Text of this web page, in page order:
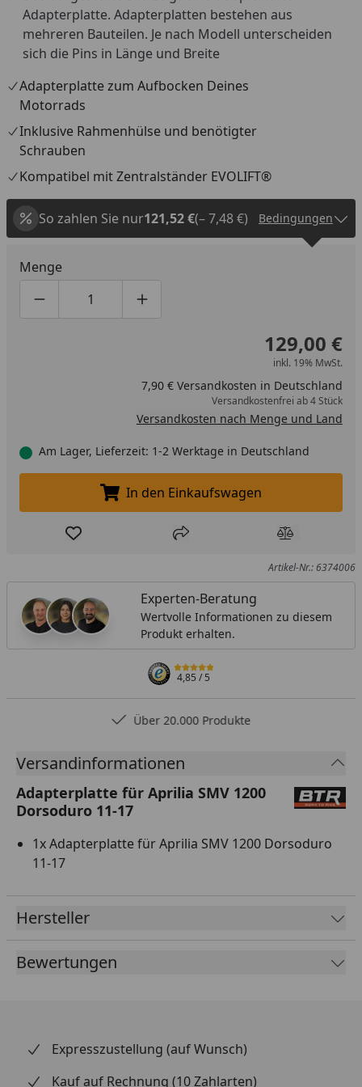
Adapterplatte. Adapterplatten bestehen aus
mehreren Bauteilen. Je nach Modell unterscheiden
sich die Pins in Länge und Breite
Adapterplatte zum Aufbocken Deines
Motorrads
Inklusive Rahmenhülse und benötigter
Schrauben
Kompatibel mit Zentralständer EVOLIFT®
So zahlen Sie nur121,52 €(– 7,48 €) Bedingungen
Menge
Produktmenge um eins verringern
Produktmenge manuell eingeben
Produktmenge um eins erhöhen
129,00 €
inkl. 19% MwSt.
7,90 € Versandkosten in Deutschland
Versandkostenfrei ab 4 Stück
Versandkosten nach Menge und Land
Am Lager, Lieferzeit: 1-2 Werktage in Deutschland
In den Einkaufswagen legen
In den Einkaufswagen
Produkt zur Wunschliste hinzufügen
Teilen Produkt
Artikel-Nr.: 6374006
Experten-Beratung
Wertvolle Informationen zu diesem
Produkt erhalten.
4,85/ 5
Über 20.000 Produkte
Versandinformationen
Adapterplatte für Aprilia SMV 1200
Dorsoduro 11-17
1x Adapterplatte für Aprilia SMV 1200 Dorsoduro
11-17
Hersteller
Bewertungen
Expresszustellung (auf Wunsch)
Kauf auf Rechnung (10 Zahlarten)